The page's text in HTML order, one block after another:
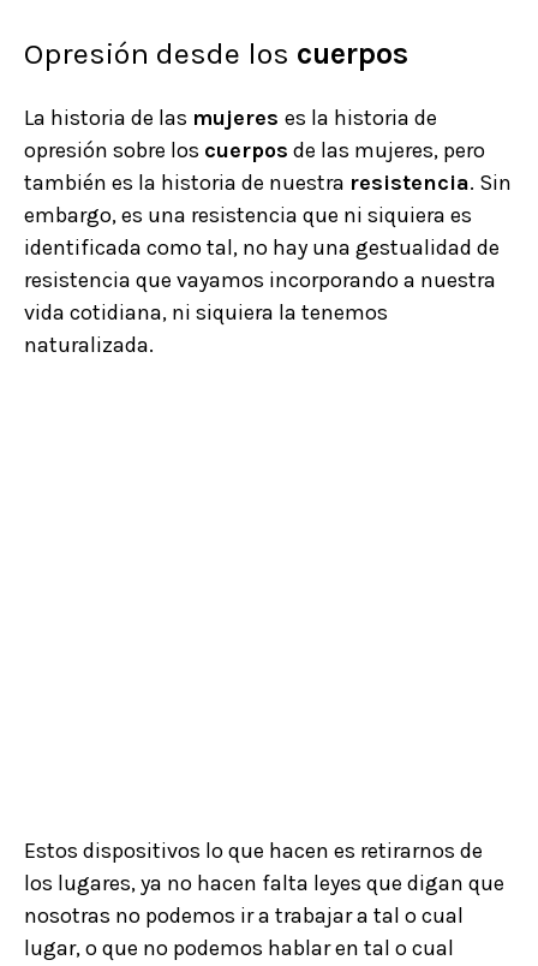
Opresión desde los cuerpos
La historia de las mujeres es la historia de
opresión sobre los cuerpos de las mujeres, pero
también es la historia de nuestra resistencia. Sin
embargo, es una resistencia que ni siquiera es
identificada como tal, no hay una gestualidad de
resistencia que vayamos incorporando a nuestra
vida cotidiana, ni siquiera la tenemos
naturalizada.
Estos dispositivos lo que hacen es retirarnos de
los lugares, ya no hacen falta leyes que digan que
nosotras no podemos ir a trabajar a tal o cual
lugar, o que no podemos hablar en tal o cual